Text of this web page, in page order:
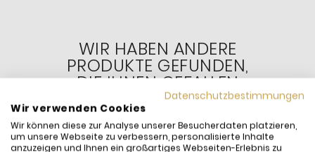
WIR HABEN ANDERE
PRODUKTE GEFUNDEN,
DIE IHNEN GEFALLEN
KÖNNTEN!Datenschutzbestimmungen
Wir verwenden Cookies
Wir können diese zur Analyse unserer Besucherdaten platzieren,
um unsere Webseite zu verbessern, personalisierte Inhalte
anzuzeigen und Ihnen ein großartiges Webseiten-Erlebnis zu